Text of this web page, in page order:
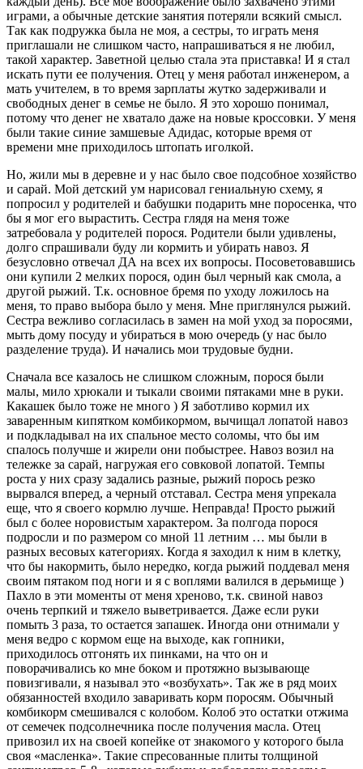
играми, а обычные детские занятия потеряли всякий смысл.
Так как подружка была не моя, а сестры, то играть меня
приглашали не слишком часто, напрашиваться я не любил,
такой характер. Заветной целью стала эта приставка! И я стал
искать пути ее получения. Отец у меня работал инженером, а
мать учителем, в то время зарплаты жутко задерживали и
свободных денег в семье не было. Я это хорошо понимал,
потому что денег не хватало даже на новые кроссовки. У меня
были такие синие замшевые Адидас, которые время от
времени мне приходилось штопать иголкой.
Но, жили мы в деревне и у нас было свое подсобное хозяйство
и сарай. Мой детский ум нарисовал гениальную схему, я
попросил у родителей и бабушки подарить мне поросенка, что
бы я мог его вырастить. Сестра глядя на меня тоже
затребовала у родителей порося. Родители были удивлены,
долго спрашивали буду ли кормить и убирать навоз. Я
безусловно отвечал ДА на всех их вопросы. Посоветовавшись
они купили 2 мелких порося, один был черный как смола, а
другой рыжий. Т.к. основное бремя по уходу ложилось на
меня, то право выбора было у меня. Мне приглянулся рыжий.
Сестра вежливо согласилась в замен на мой уход за поросями,
мыть дому посуду и убираться в мою очередь (у нас было
разделение труда). И начались мои трудовые будни.
Сначала все казалось не слишком сложным, порося были
малы, мило хрюкали и тыкали своими пятаками мне в руки.
Какашек было тоже не много ) Я заботливо кормил их
заваренным кипятком комбикормом, вычищал лопатой навоз
и подкладывал на их спальное место соломы, что бы им
спалось получше и жирели они побыстрее. Навоз возил на
тележке за сарай, нагружая его совковой лопатой. Темпы
роста у них сразу задались разные, рыжий порось резко
вырвался вперед, а черный отставал. Сестра меня упрекала
еще, что я своего кормлю лучше. Неправда! Просто рыжий
был с более норовистым характером. За полгода порося
подросли и по размером со мной 11 летним … мы были в
разных весовых категориях. Когда я заходил к ним в клетку,
что бы накормить, было нередко, когда рыжий поддевал меня
своим пятаком под ноги и я с воплями валился в дерьмище )
Пахло в эти моменты от меня хреново, т.к. свиной навоз
очень терпкий и тяжело выветривается. Даже если руки
помыть 3 раза, то остается запашек. Иногда они отнимали у
меня ведро с кормом еще на выходе, как гопники,
приходилось отгонять их пинками, на что он и
поворачивались ко мне боком и протяжно вызывающе
повизгивали, я называл это «возбухать». Так же в ряд моих
обязанностей входило заваривать корм поросям. Обычный
комбикорм смешивался с колобом. Колоб это остатки отжима
от семечек подсолнечника после получения масла. Отец
привозил их на своей копейке от знакомого у которого была
своя «масленка». Такие спресованные плиты толщиной